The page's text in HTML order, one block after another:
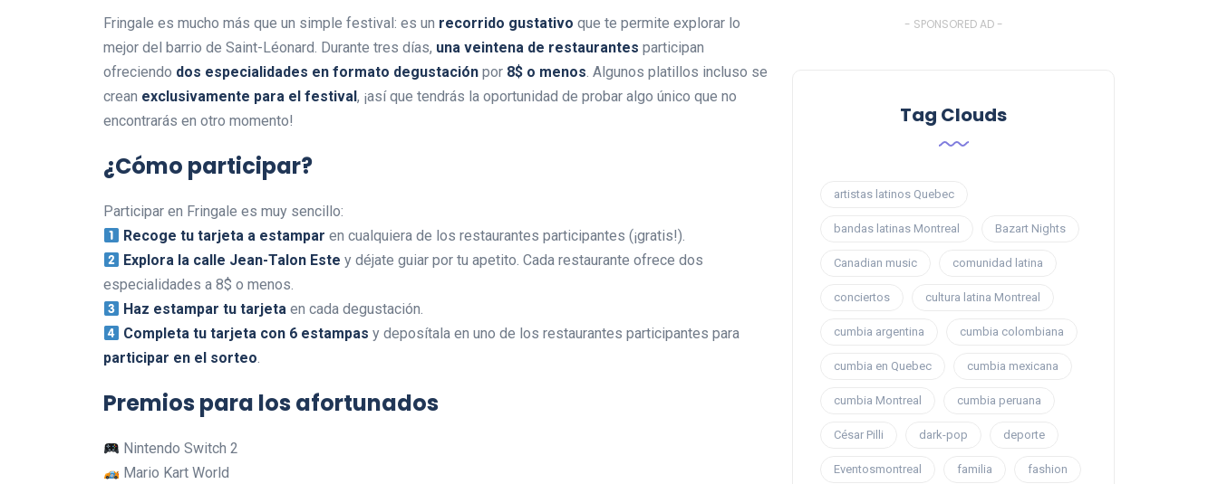
Fringale es mucho más que un simple festival: es un recorrido gustativo que te permite explorar lo
mejor del barrio de Saint-Léonard. Durante tres días, una veintena de restaurantes participan
ofreciendo dos especialidades en formato degustación por 8$ o menos. Algunos platillos incluso se
crean exclusivamente para el festival , ¡así que tendrás la oportunidad de probar algo único que no
encontrarás en otro momento!
¿Cómo participar?
Participar en Fringale es muy sencillo:
Recoge tu tarjeta a estampar en cualquiera de los restaurantes participantes (¡gratis!).
Explora la calle Jean-Talon Este y déjate guiar por tu apetito. Cada restaurante ofrece dos
especialidades a 8$ o menos.
Haz estampar tu tarjeta en cada degustación.
Completa tu tarjeta con 6 estampas y deposítala en uno de los restaurantes participantes para
participar en el sorteo.
Premios para los afortunados
Nintendo Switch 2
Mario Kart World
- SPONSORED AD -
Tag Clouds
artistas latinos Quebec
bandas latinas Montreal Bazart Nights
Canadian music comunidad latina
conciertos cultura latina Montreal
cumbia argentina cumbia colombiana
cumbia en Quebec cumbia mexicana
cumbia Montreal cumbia peruana
César Pilli dark-pop deporte
Eventosmontreal familia fashion